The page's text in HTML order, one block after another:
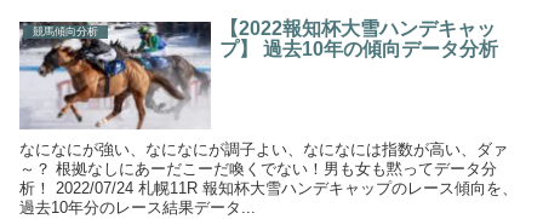
競馬傾向分析
【2022報知杯大雪ハンデキャッ
プ】 過去10年の傾向データ分析
なになにが強い、なになにが調子よい、なになには指数が高い、ダァ
～？ 根拠なしにあーだこーだ喚くでない！男も女も黙ってデータ分
析！ 2022/07/24 札幌11R 報知杯大雪ハンデキャップのレース傾向を、
過去10年分のレース結果データ...